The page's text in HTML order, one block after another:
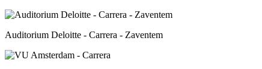
Auditorium Deloitte - Carrera - Zaventem